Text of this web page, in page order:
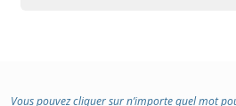
Vous pouvez cliquer sur n’importe quel mot